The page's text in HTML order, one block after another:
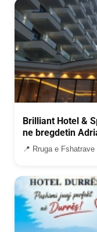
Brilliant Hotel &
ne bregdetin
📍 Rruga e